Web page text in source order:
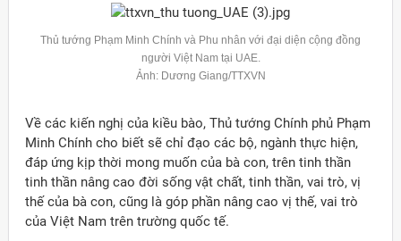
Thủ tướng Phạm Minh Chính và Phu nhân với đại diện cộng đồng
người Việt Nam tại UAE.
Ảnh: Dương Giang/TTXVN
Về các kiến nghị của kiều bào, Thủ tướng Chính phủ Phạm
Minh Chính cho biết sẽ chỉ đạo các bộ, ngành thực hiện,
đáp ứng kịp thời mong muốn của bà con, trên tinh thần
tinh thần nâng cao đời sống vật chất, tinh thần, vai trò, vị
thế của bà con, cũng là góp phần nâng cao vị thế, vai trò
của Việt Nam trên trường quốc tế.